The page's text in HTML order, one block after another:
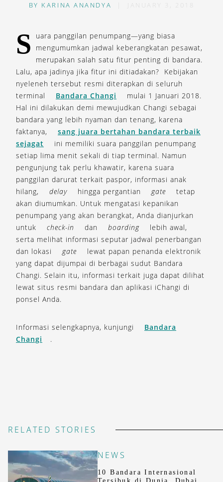
BY KARINA ANANDYA JANUARY 3, 2018
S
uara panggilan penumpang—yang biasa
mengumumkan jadwal keberangkatan pesawat,
merupakan salah satu fitur penting di bandara.
Lalu, apa jadinya jika fitur ini ditiadakan? Kebijakan
nyeleneh tersebut resmi diterapkan di seluruh
terminal
Bandara Changi
mulai 1 Januari 2018.
Hal ini dilakukan demi mewujudkan Changi sebagai
bandara yang lebih nyaman dan tenang, karena
faktanya,
sang juara bertahan bandara terbaik
sejagat
ini memiliki suara panggilan penumpang
setiap lima menit sekali di tiap terminal. Namun
pengunjung tak perlu khawatir, karena suara
panggilan darurat terkait paspor, informasi anak
hilang,
delay hingga pergantian gate
tetap
akan diumumkan. Untuk mengatasi kepanikan
penumpang yang akan berangkat, Anda dianjurkan
untuk
check-in dan boarding
lebih awal,
serta melihat informasi seputar jadwal penerbangan
dan lokasi
gate
lewat papan penanda elektronik
yang dapat dijumpai di berbagai sudut Bandara
Changi. Selain itu, informasi terkait juga dapat dilihat
lewat situs resmi bandara dan aplikasi iChangi di
ponsel Anda.
Informasi selengkapnya, kunjungi
Bandara
Changi
.
RELATED STORIES
NEWS
10 Bandara Internasional